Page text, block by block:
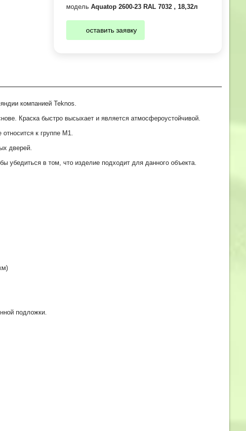
модель Aquatop 2600-23 RAL 7032 , 18,32л
оставить заявку
компанией Teknos.
Краска быстро высыхает и является атмосфероустойчивой.
к группе M1.
дверей.
убедиться в том, что изделие подходит для данного объекта.
подложки.